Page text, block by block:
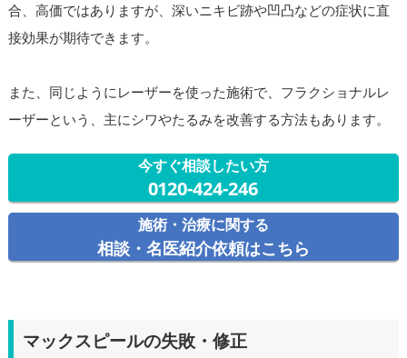
合、高価ではありますが、深いニキビ跡や凹凸などの症状に直
接効果が期待できます。
また、同じようにレーザーを使った施術で、フラクショナルレ
ーザーという、主にシワやたるみを改善する方法もあります。
今すぐ相談したい方
0120-424-246
施術・治療に関する
相談・名医紹介依頼はこちら
マックスピールの失敗・修正